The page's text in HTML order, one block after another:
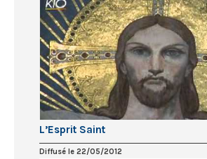
L’Esprit Saint
Diffusé le 22/05/2012